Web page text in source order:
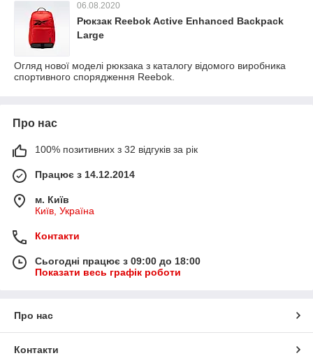
06.08.2020
Рюкзак Reebok Active Enhanced Backpack
Large
Огляд нової моделі рюкзака з каталогу відомого виробника
спортивного спорядження Reebok.
Про нас
100% позитивних з 32 відгуків за рік
Працює з 14.12.2014
м. Київ
Київ, Україна
Контакти
Сьогодні працює з 09:00 до 18:00
Показати весь графік роботи
Про нас
Контакти